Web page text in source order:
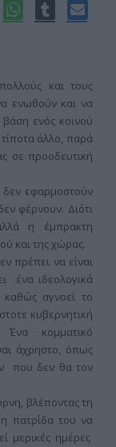
και τους
ενωθούν και να
ενός κοινού
άλλο, παρά
σε προοδευτική
δεν εφαρμοστούν
φέρνουν. Διότι
η έμπρακτη
και της χώρας.
πρέπει να είναι
ένα ιδεολογικά
αγνοεί το
κυβερνητική
Ένα κομματικό
άχρηστο, όπως
που δεν θα τον
βλέποντας τη
η πατρίδα του να
μερικές ημέρες